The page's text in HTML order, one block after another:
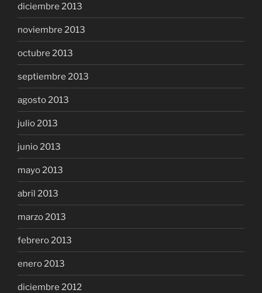
diciembre 2013
noviembre 2013
octubre 2013
septiembre 2013
agosto 2013
julio 2013
junio 2013
mayo 2013
abril 2013
marzo 2013
febrero 2013
enero 2013
diciembre 2012